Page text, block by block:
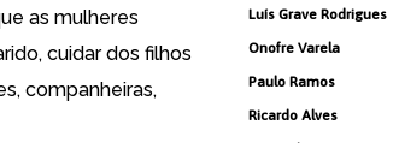
as mulheres
cuidar dos filhos
companheiras,
Luís Grave Rodrigues
Onofre Varela
Paulo Ramos
Ricardo Alves